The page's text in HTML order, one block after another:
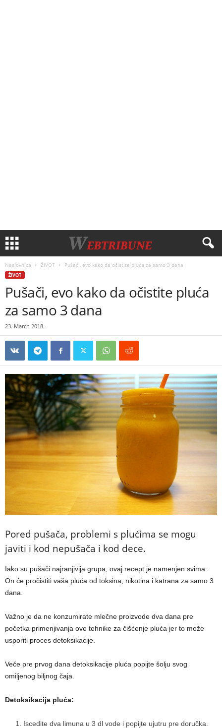
Naslovnica ŽIVOT Pušači, evo kako da očistite pluća za samo 3 dana
ŽIVOT
Pušači, evo kako da očistite pluća
za samo 3 dana
23. March 2018.
Pored pušača, problemi s plućima se mogu
javiti i kod nepušača i kod dece.
Iako su pušači najranjivija grupa, ovaj recept je namenjen svima.
On će pročistiti vaša pluća od toksina, nikotina i katrana za samo 3
dana.
Važno je da ne konzumirate mlečne proizvode dva dana pre
početka primenjivanja ove tehnike za čišćenje pluća jer to može
usporiti proces detoksikacije.
Veče pre prvog dana detoksikacije pluća popijte šolju svog
omiljenog biljnog čaja.
Detoksikacija pluća:
Iscedite dva limuna u 3 dl vode i popijte ujutru pre doručka.